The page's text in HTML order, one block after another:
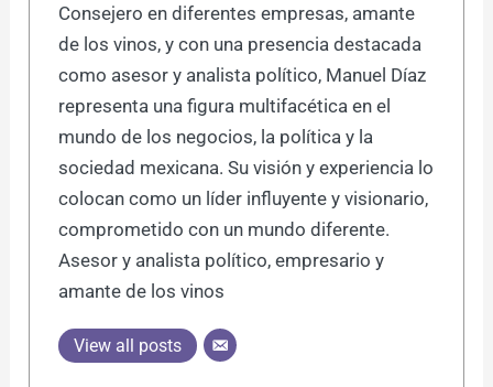
Consejero en diferentes empresas, amante
de los vinos, y con una presencia destacada
como asesor y analista político, Manuel Díaz
representa una figura multifacética en el
mundo de los negocios, la política y la
sociedad mexicana. Su visión y experiencia lo
colocan como un líder influyente y visionario,
comprometido con un mundo diferente.
Asesor y analista político, empresario y
amante de los vinos
View all posts